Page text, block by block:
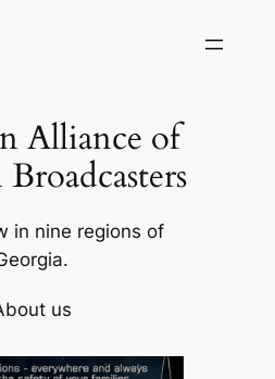
Alliance of
in nine regions of
us